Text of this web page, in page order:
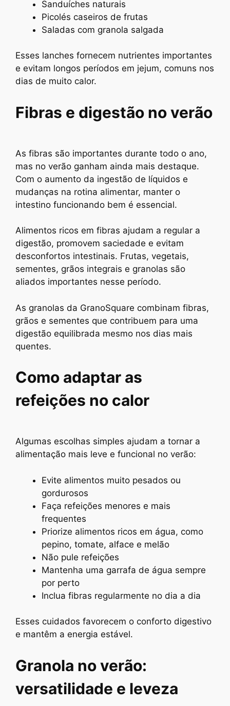
Sanduíches naturais
Picolés caseiros de frutas
Saladas com granola salgada
Esses lanches fornecem nutrientes importantes
e evitam longos períodos em jejum, comuns nos
dias de muito calor.
Fibras e digestão no verão
As fibras são importantes durante todo o ano,
mas no verão ganham ainda mais destaque.
Com o aumento da ingestão de líquidos e
mudanças na rotina alimentar, manter o
intestino funcionando bem é essencial.
Alimentos ricos em fibras ajudam a regular a
digestão, promovem saciedade e evitam
desconfortos intestinais. Frutas, vegetais,
sementes, grãos integrais e granolas são
aliados importantes nesse período.
As granolas da GranoSquare combinam fibras,
grãos e sementes que contribuem para uma
digestão equilibrada mesmo nos dias mais
quentes.
Como adaptar as
refeições no calor
Algumas escolhas simples ajudam a tornar a
alimentação mais leve e funcional no verão:
Evite alimentos muito pesados ou
gordurosos
Faça refeições menores e mais
frequentes
Priorize alimentos ricos em água, como
pepino, tomate, alface e melão
Não pule refeições
Mantenha uma garrafa de água sempre
por perto
Inclua fibras regularmente no dia a dia
Esses cuidados favorecem o conforto digestivo
e mantêm a energia estável.
Granola no verão:
versatilidade e leveza